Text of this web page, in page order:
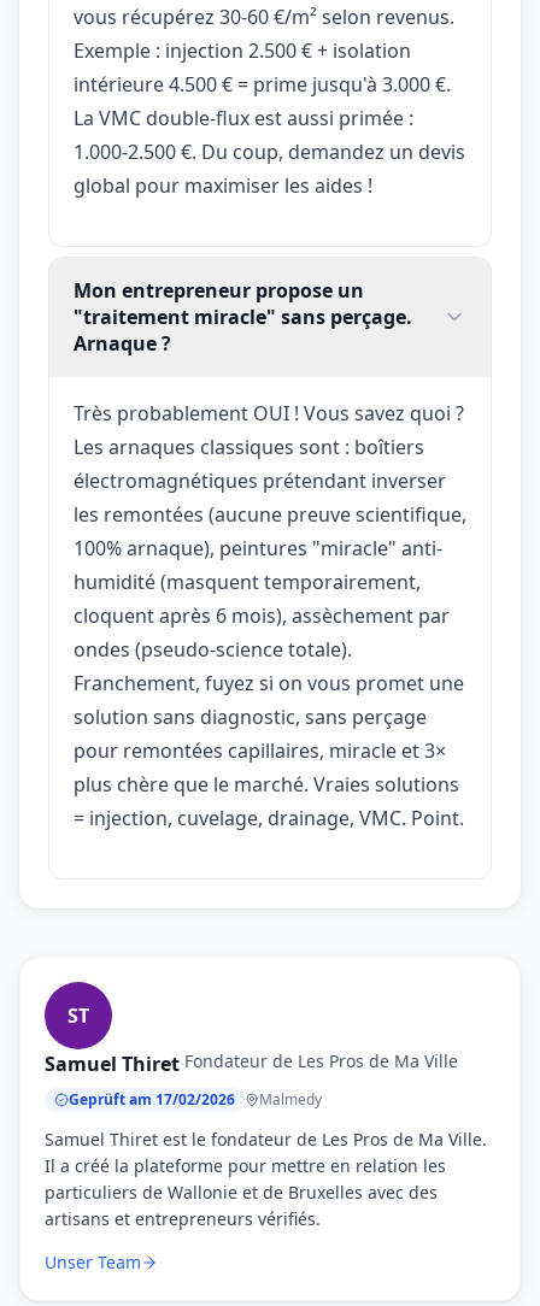
vous récupérez 30-60 €/m² selon revenus.
Exemple : injection 2.500 € + isolation
intérieure 4.500 € = prime jusqu'à 3.000 €.
La VMC double-flux est aussi primée :
1.000-2.500 €. Du coup, demandez un devis
global pour maximiser les aides !
Mon entrepreneur propose un
"traitement miracle" sans perçage.
Arnaque ?
Très probablement OUI ! Vous savez quoi ?
Les arnaques classiques sont : boîtiers
électromagnétiques prétendant inverser
les remontées (aucune preuve scientifique,
100% arnaque), peintures "miracle" anti-
humidité (masquent temporairement,
cloquent après 6 mois), assèchement par
ondes (pseudo-science totale).
Franchement, fuyez si on vous promet une
solution sans diagnostic, sans perçage
pour remontées capillaires, miracle et 3×
plus chère que le marché. Vraies solutions
= injection, cuvelage, drainage, VMC. Point.
ST
Samuel Thiret·Fondateur de Les Pros de Ma Ville
Geprüft am 17/02/2026 Malmedy
Samuel Thiret est le fondateur de Les Pros de Ma Ville.
Il a créé la plateforme pour mettre en relation les
particuliers de Wallonie et de Bruxelles avec des
artisans et entrepreneurs vérifiés.
Unser Team